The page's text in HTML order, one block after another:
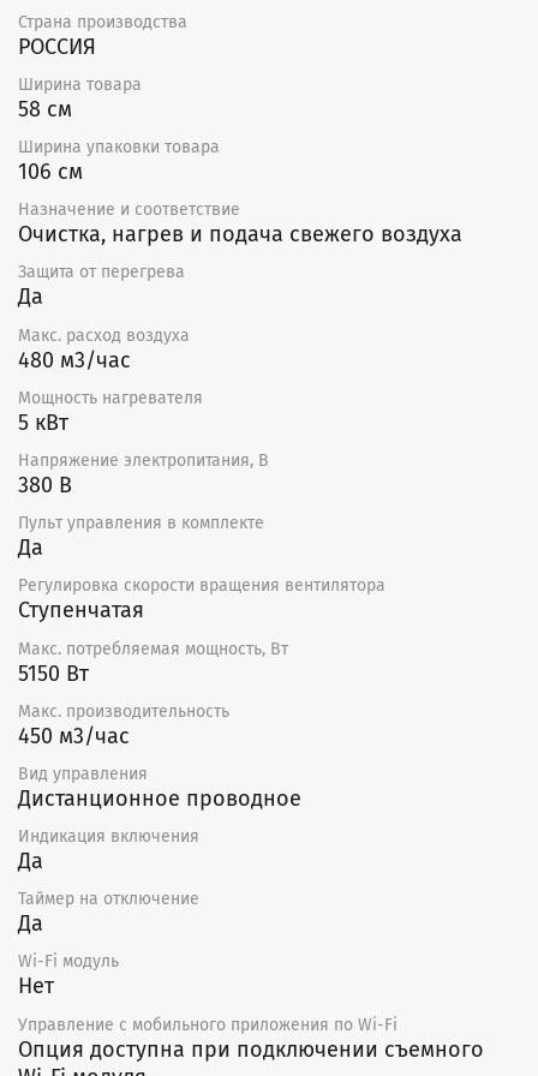
щит автоматики со всеми необходимыми для работы
датчиками.
Отдельные элементы автоматики: регулятор
температуры, канальный датчик температуры,
дистанционного управления.
Кроме того, в установку можно установить
дифференциальный датчик давления для индикации
загрязненности фильтра.
Отличительные особенности
Оптимальные массогабаритные показатели.
Прочный двойной корпус из оцинкованной
Звуко-, теплоизоляция 25 мм.
Электронагреватель с ТЭНами из нержавеющей
стали.
и оснащен термостатами защиты от перегрева
50°С и ручным возвратом при 100°С.
Установка оборудована фильтром EU5.
Монтаж
к подключению. Установка может монтироваться как
горизонтально, так и вертикально, в соответствии
Необходимо предусматривать доступ для
обслуживания установки.
Не допускается:
использовать для транспортировки воздуха,
монтировать во взрыво-, пожароопасных
с содержанием паров пожароопасных веществ.
Уход
Страна производства
РОССИЯ
Ширина товара
58 см
Ширина упаковки товара
106 см
Назначение и соответствие
Очистка, нагрев и подача свежего воздуха
Защита от перегрева
Да
Макс. расход воздуха
480 м3/час
Мощность нагревателя
5 кВт
Напряжение электропитания, В
380 В
Пульт управления в комплекте
Да
Регулировка скорости вращения вентилятора
Ступенчатая
Макс. потребляемая мощность, Вт
5150 Вт
Макс. производительность
450 м3/час
Вид управления
Дистанционное проводное
Индикация включения
Да
Таймер на отключение
Да
Wi-Fi модуль
Нет
Управление c мобильного приложения по Wi-Fi
Опция доступна при подключении съемного